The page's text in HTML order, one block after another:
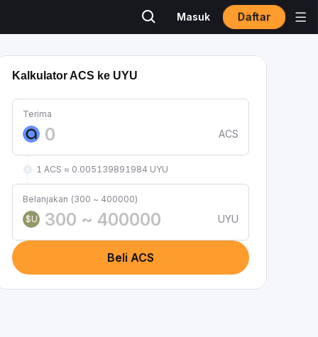
Masuk Daftar
Kalkulator ACS ke UYU
Terima
ACS
1 ACS ≈ 0.005139891984 UYU
Belanjakan (300 ~ 400000)
$U
UYU
Beli ACS